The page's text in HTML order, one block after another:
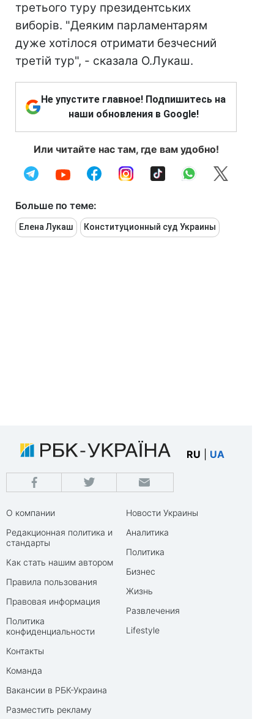
третього туру президентських
виборів. "Деяким парламентарям
дуже хотілося отримати безчесний
третій тур", - сказала О.Лукаш.
Не упустите главное! Подпишитесь на
наши обновления в Google!
Или читайте нас там, где вам удобно!
Больше по теме:
Елена Лукаш Конституционный суд Украины
RU UA
О компании
Редакционная политика и
стандарты
Как стать нашим автором
Правила пользования
Правовая информация
Политика
конфиденциальности
Контакты
Команда
Вакансии в РБК-Украина
Разместить рекламу
Новости Украины
Аналитика
Политика
Бизнес
Жизнь
Развлечения
Lifestyle